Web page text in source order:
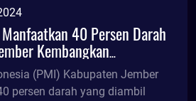
40 Persen Darah
Kembangkan
Darah
(PMI) Kabupaten Jember
persen darah yang diambil